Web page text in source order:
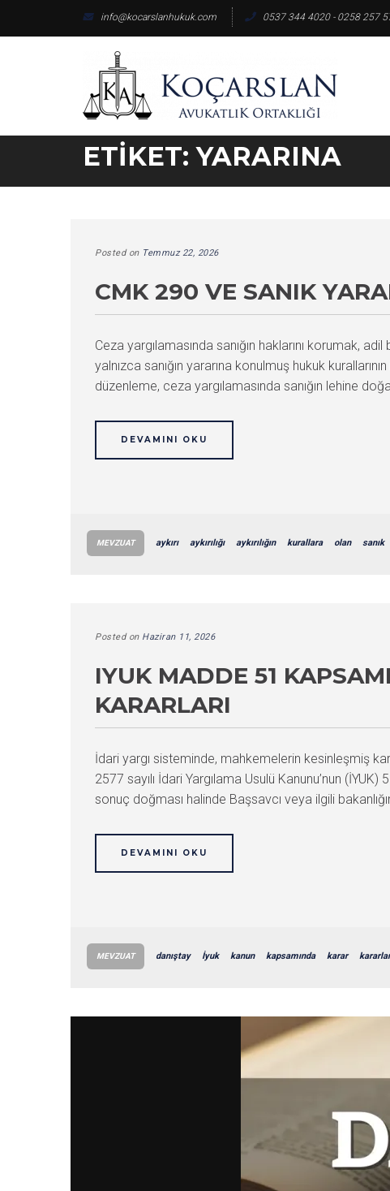
info@kocarslanhukuk.com 0537 344 4020 - 0258 257
ETIKET:YARARINA
Posted on Temmuz 22, 2026
CMK 290 VE SANIK
Ceza yargılamasında sanığın haklarını korumak,
yalnızca sanığın yararına konulmuş hukuk
düzenleme, ceza yargılamasında sanığın lehine
DEVAMINI OKU
MEVZUAT aykırı aykırılığı aykırılığın kurallara olan sanık
Posted on Haziran 11, 2026
IYUK MADDE 51
KARARLARI
İdari yargı sisteminde, mahkemelerin kesinleşmiş
2577 sayılı İdari Yargılama Usulü Kanunu’nun
sonuç doğması halinde Başsavcı veya ilgili
DEVAMINI OKU
MEVZUAT danıştay İyuk kanun kapsamında karar